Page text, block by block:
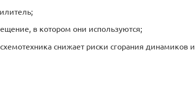
в котором они используются;
снижает риски сгорания динамиков и